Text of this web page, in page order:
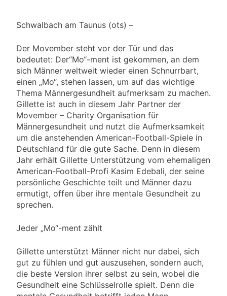
Schwalbach am Taunus (ots) –
Der Movember steht vor der Tür und das
bedeutet: Der“Mo“-ment ist gekommen, an dem
sich Männer weltweit wieder einen Schnurrbart,
einen „Mo“, stehen lassen, um auf das wichtige
Thema Männergesundheit aufmerksam zu machen.
Gillette ist auch in diesem Jahr Partner der
Movember – Charity Organisation für
Männergesundheit und nutzt die Aufmerksamkeit
um die anstehenden American-Football-Spiele in
Deutschland für die gute Sache. Denn in diesem
Jahr erhält Gillette Unterstützung vom ehemaligen
American-Football-Profi Kasim Edebali, der seine
persönliche Geschichte teilt und Männer dazu
ermutigt, offen über ihre mentale Gesundheit zu
sprechen.
Jeder „Mo“-ment zählt
Gillette unterstützt Männer nicht nur dabei, sich
gut zu fühlen und gut auszusehen, sondern auch,
die beste Version ihrer selbst zu sein, wobei die
Gesundheit eine Schlüsselrolle spielt. Denn die